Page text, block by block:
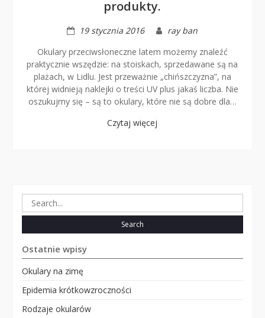
produkty.
19 stycznia 2016
ray ban
Okulary przeciwsłoneczne latem możemy znaleźć
praktycznie wszędzie: na stoiskach, sprzedawane są na
plażach, w Lidlu. Jest przeważnie „chińszczyzna”, na
której widnieją naklejki o treści UV plus jakaś liczba. Nie
oszukujmy się – są to okulary, które nie są dobre dla…
Czytaj więcej
Search
for:
Ostatnie wpisy
Okulary na zimę
Epidemia krótkowzroczności
Rodzaje okularów